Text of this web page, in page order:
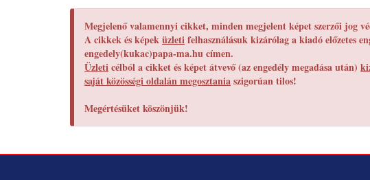
Megjelenő valamennyi cikket, minden megjelent képet szerzői jog
A cikkek és képeküzletifelhasználásuk kizárólag a kiadó előzetes
engedely(kukac)papa-ma.hu címen.
Üzleticélból a cikket és képet átvevő (az engedély megadása után)
saját közösségi oldalán megosztaniaszigorúan tilos!
Megértésüket köszönjük!